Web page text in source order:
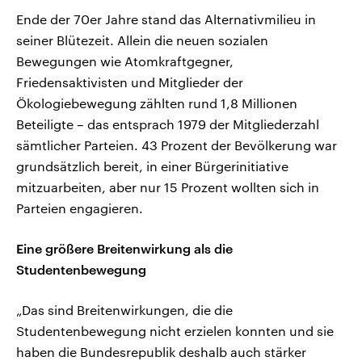
Ende der 70er Jahre stand das Alternativmilieu in
seiner Blütezeit. Allein die neuen sozialen
Bewegungen wie Atomkraftgegner,
Friedensaktivisten und Mitglieder der
Ökologiebewegung zählten rund 1,8 Millionen
Beteiligte – das entsprach 1979 der Mitgliederzahl
sämtlicher Parteien. 43 Prozent der Bevölkerung war
grundsätzlich bereit, in einer Bürgerinitiative
mitzuarbeiten, aber nur 15 Prozent wollten sich in
Parteien engagieren.
Eine größere Breitenwirkung als die
Studentenbewegung
„Das sind Breitenwirkungen, die die
Studentenbewegung nicht erzielen konnten und sie
haben die Bundesrepublik deshalb auch stärker